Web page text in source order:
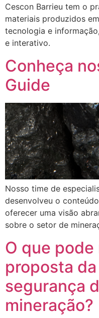
Cescon Barrieu tem o
materiais produzidos
tecnologia e
e interativo.
Conheça
Guide
Nosso time de
desenvolveu o
oferecer uma visão
sobre o setor de
O que pode
proposta
segurança
mineração?